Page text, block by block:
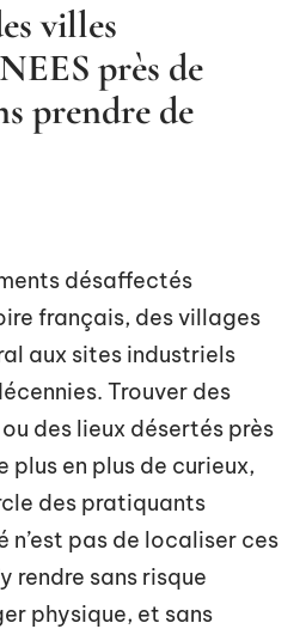
villes
près de
prendre de
désaffectés
français, des villages
aux sites industriels
Trouver des
des lieux désertés près
plus en plus de curieux,
des pratiquants
n’est pas de localiser ces
rendre sans risque
physique, et sans